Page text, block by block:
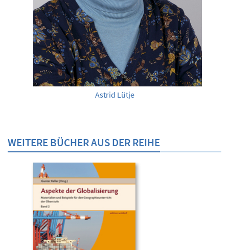
Astrid Lütje
WEITERE BÜCHER AUS DER REIHE